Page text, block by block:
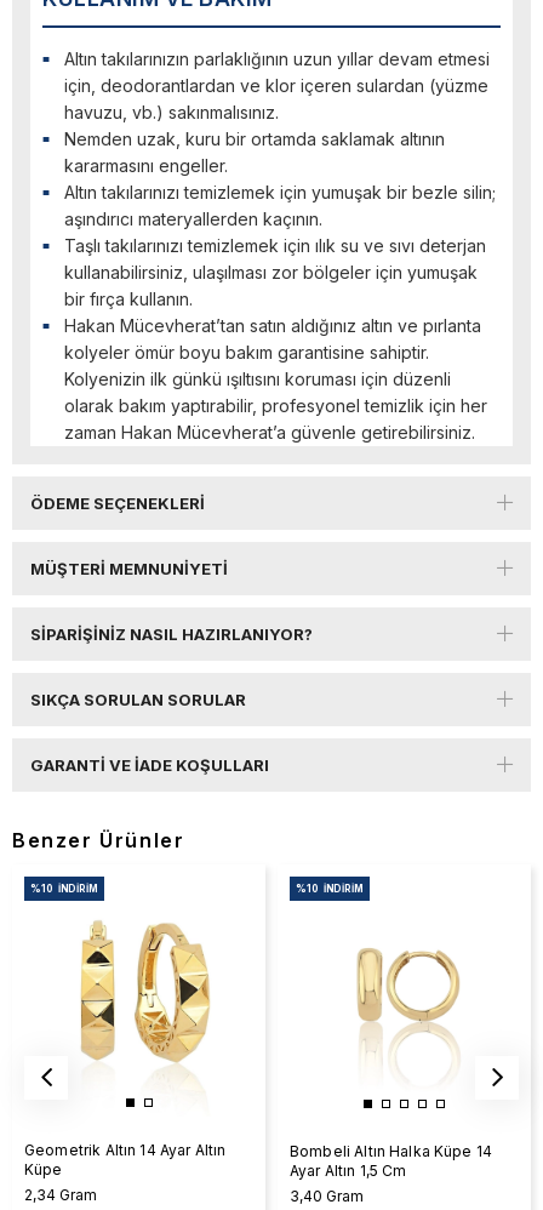
Altın takılarınızın parlaklığının uzun yıllar devam etmesi
için, deodorantlardan ve klor içeren sulardan (yüzme
havuzu, vb.) sakınmalısınız.
Nemden uzak, kuru bir ortamda saklamak altının
kararmasını engeller.
Altın takılarınızı temizlemek için yumuşak bir bezle silin;
aşındırıcı materyallerden kaçının.
Taşlı takılarınızı temizlemek için ılık su ve sıvı deterjan
kullanabilirsiniz, ulaşılması zor bölgeler için yumuşak
bir fırça kullanın.
Hakan Mücevherat’tan satın aldığınız altın ve pırlanta
kolyeler ömür boyu bakım garantisine sahiptir.
Kolyenizin ilk günkü ışıltısını koruması için düzenli
olarak bakım yaptırabilir, profesyonel temizlik için her
zaman Hakan Mücevherat’a güvenle getirebilirsiniz.
ÖDEME SEÇENEKLERI
MÜŞTERI MEMNUNIYETI
SIPARIŞINIZ NASIL HAZIRLANIYOR?
SIKÇA SORULAN SORULAR
GARANTI VE İADE KOŞULLARI
Benzer Ürünler
Geometrik Altın 14 Ayar Altın
Küpe
2,34 Gram
%10 İNDIRIM
Bombeli Altın Halka Küpe 14
Ayar Altın 1,5 Cm
3,40 Gram
%10 İNDIRIM